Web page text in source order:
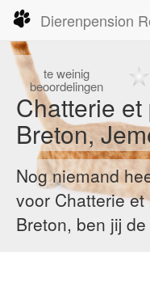
Dierenpension
teweinig
beoordelingen
Chatterie
Breton,
Nog niemand
voor Chatterie
Breton, ben jij